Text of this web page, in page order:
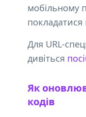
мобільному
покладатися
Для URL-
дивіться
Як
кодів